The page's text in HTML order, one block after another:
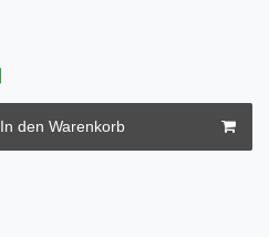
In den Warenkorb